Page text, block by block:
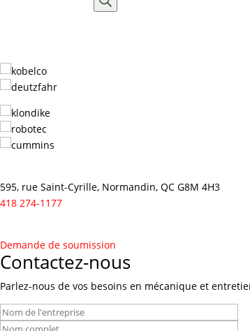
produits
595, rue Saint-Cyrille, Normandin, QC G8M 4H3
418 274-1177
Demande de soumission
Contactez-nous
Parlez-nous de vos besoins en mécanique et